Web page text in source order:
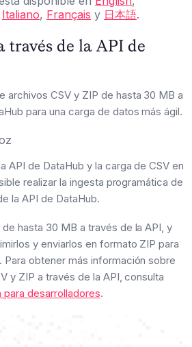
Italiano, Français y 日本語.
través de la API de
archivos CSV y ZIP de hasta 30 MB a
para una carga de datos más ágil.
API de DataHub y la carga de CSV en
realizar la ingesta programática de
la API de DataHub.
hasta 30 MB a través de la API, y
y enviarlos en formato ZIP para
Para obtener más información sobre
y ZIP a través de la API, consulta
desarrolladores.